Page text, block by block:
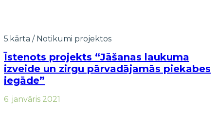
5.kārta / Notikumi projektos
Īstenots projekts “Jāšanas laukuma
izveide un zirgu pārvadājamās piekabes
iegāde”
6. janvāris 2021